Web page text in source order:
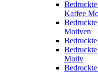
Kaffee
Motiven
Motiv